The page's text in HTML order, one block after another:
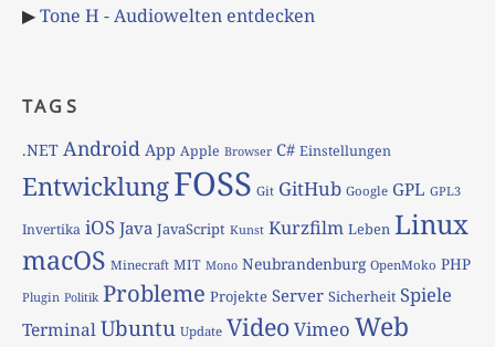
▶Tone H - Audiowelten entdecken
TAGS
.NET Android App Apple Browser C# Einstellungen
EntwicklungFOSS Git GitHub Google GPL GPL3
Invertika iOS Java JavaScript Kunst Kurzfilm Leben Linux
macOS Minecraft MIT Mono Neubrandenburg OpenMoko PHP
Plugin Politik Probleme Projekte Server Sicherheit Spiele
TerminalUbuntu Update VideoVimeo Web